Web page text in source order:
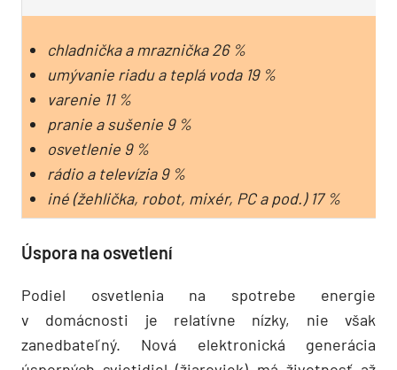
chladnička a mraznička 26 %
umývanie riadu a teplá voda 19 %
varenie 11 %
pranie a sušenie 9 %
osvetlenie 9 %
rádio a televízia 9 %
iné (žehlička, robot, mixér, PC a pod.) 17 %
Úspora na osvetlení
Podiel osvetlenia na spotrebe energie
v domácnosti je relatívne nízky, nie však
zanedbateľný. Nová elektronická generácia